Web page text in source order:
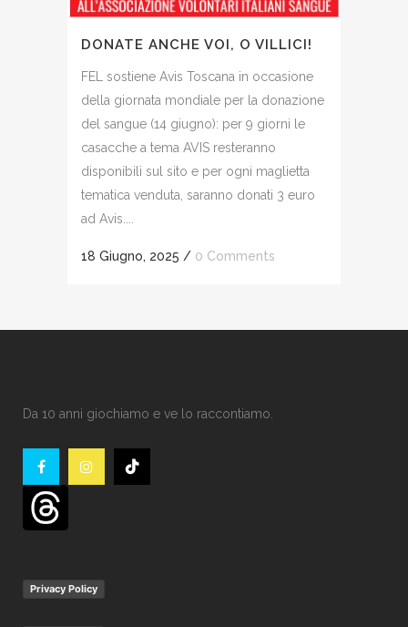
DONATE ANCHE VOI, O VILLICI!
FEL sostiene Avis Toscana in occasione
della giornata mondiale per la donazione
del sangue (14 giugno): per 9 giorni le
casacche a tema AVIS resteranno
disponibili sul sito e per ogni maglietta
tematica venduta, saranno donati 3 euro
ad Avis....
18 Giugno, 2025 / 0 Comments
Da 10 anni giochiamo e ve lo raccontiamo.
Privacy Policy